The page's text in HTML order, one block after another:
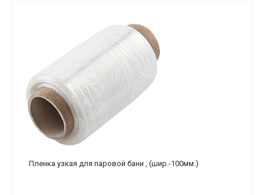
Пленка узкая для паровой бани , (шир.-100мм.)